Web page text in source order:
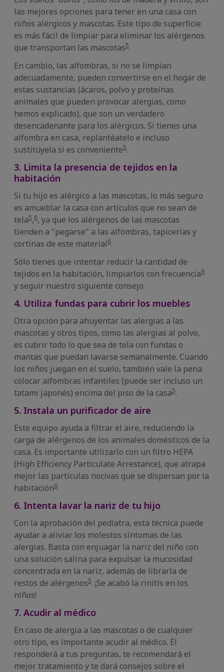
las mejores opciones para tener en una casa con
niños alérgicos y mascotas. Este tipo de superficie
es más fácil de limpiar para eliminar los alérgenos
que transportan las mascotas5.
En cambio, las alfombras, si no se limpian
adecuadamente, pueden convertirse en el hogar de
estas sustancias (ácaros, polvo y proteínas
animales que pueden provocar alergias, como
hemos explicado), que son un verdadero
desencadenante para los alérgicos. Si tienes una
alfombra en casa, replantéatelo e incluso
sustitúyela si es conveniente5.
3. Limita la presencia de tejidos en la
habitación
Si tu hijo es alérgico a las mascotas, lo más seguro
es amueblar la casa con artículos que no sean de
tela5,6, ya que los alérgenos de las mascotas
tienden a "pegarse" a las alfombras, tapicerías y
cortinas de este material6.
Sólo tienes que intentar reducir la cantidad de
tejidos en la habitación, limpiarlos con frecuencia6
y seguir nuestro siguiente consejo.
4. Utiliza fundas para cubrir los muebles
Otra opción para ahuyentar las alergias a las
mascotas y otros tipos, como las alergias al polvo,
es cubrir todo lo que sea de tela con fundas o
mantas que puedan lavarse semanalmente. Cuando
los niños juegan en el suelo, también vale la pena
colocar alfombras infantiles (puede ser incluso un
tatami japonés) encima del piso de la casa5.
5. Instala un purificador de aire
Este equipo ayuda a filtrar el aire, reduciendo la
carga de alérgenos de los animales domésticos de la
casa. Es importante utilizarlo con un filtro HEPA
(High Efficiency Particulate Arrestance), que atrapa
mejor las partículas nocivas que se dispersan por la
habitación6.
6. Intenta lavar la nariz de tu hijo
Con la aprobación del pediatra, esta técnica puede
ayudar a aliviar los molestos síntomas de las
alergias. Basta con enjuagar la nariz del niño con
una solución salina para expulsar la mucosidad
concentrada en la nariz, además de librarla de
restos de alérgenos5. ¡Se acabó la rinitis en los
niños!
7. Acudir al médico
En caso de alergia a las mascotas o de cualquier
otro tipo, es importante acudir al médico. Él
responderá a tus preguntas, te recomendará el
mejor tratamiento y te dará consejos sobre el